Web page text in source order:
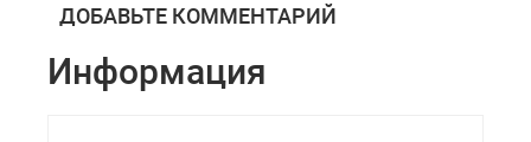
ДОБАВЬТЕ КОММЕНТАРИЙ
Информация